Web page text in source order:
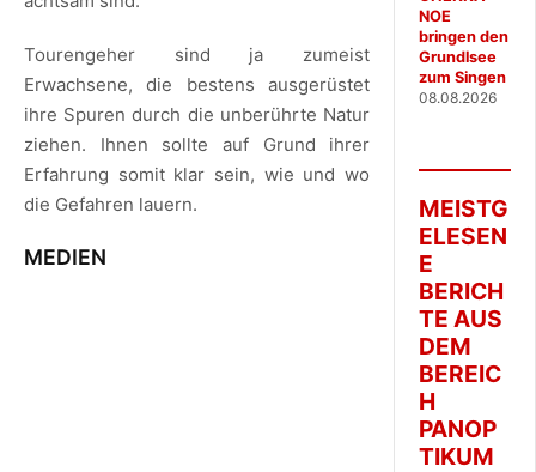
Tourengeher sind ja zumeist
Erwachsene, die bestens ausgerüstet
ihre Spuren durch die unberührte Natur
ziehen. Ihnen sollte auf Grund ihrer
Erfahrung somit klar sein, wie und wo
die Gefahren lauern.
MEDIEN
NOE
bringen den
Grundlsee
zum Singen
08.08.2026
MEISTG
ELESEN
E
BERICH
TE AUS
DEM
BEREIC
H
PANOP
TIKUM